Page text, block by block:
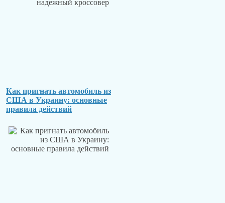
Как пригнать автомобиль из
США в Украину: основные
правила действий